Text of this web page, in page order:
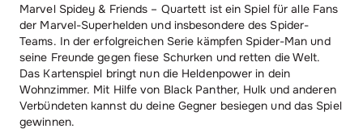
Marvel Spidey & Friends – Quartett ist ein Spiel für alle Fans
der Marvel-Superhelden und insbesondere des Spider-
Teams. In der erfolgreichen Serie kämpfen Spider-Man und
seine Freunde gegen fiese Schurken und retten die Welt.
Das Kartenspiel bringt nun die Heldenpower in dein
Wohnzimmer. Mit Hilfe von Black Panther, Hulk und anderen
Verbündeten kannst du deine Gegner besiegen und das Spiel
gewinnen.